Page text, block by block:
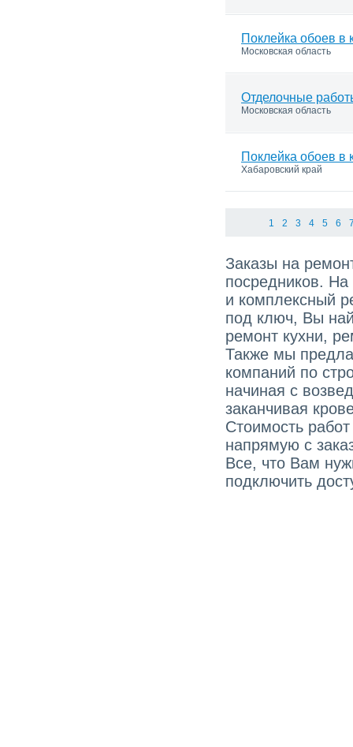
Поклейка обоев в
Московская область
Отделочные
Московская область
Поклейка обоев в
Хабаровский край
1 2 3 4 5 6
Заказы на
посредников.
и комплексный
под ключ, Вы
ремонт кухни,
Также мы
компаний по
начиная с
заканчивая
Стоимость
напрямую с
Все, что Вам
подключить